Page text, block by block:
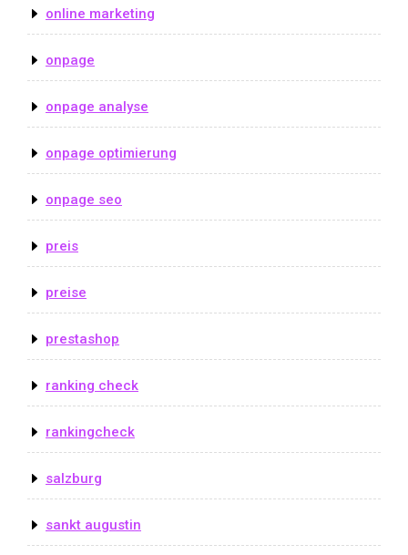
online marketing
onpage
onpage analyse
onpage optimierung
onpage seo
preis
preise
prestashop
ranking check
rankingcheck
salzburg
sankt augustin